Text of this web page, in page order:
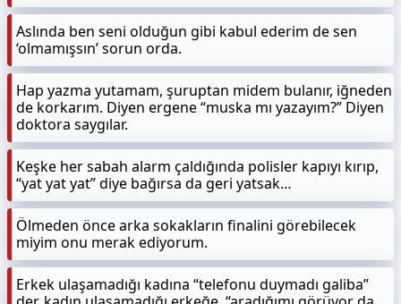
Aslında ben seni olduğun gibi kabul ederim de sen
‘olmamışsın’ sorun orda.
Hap yazma yutamam, şuruptan midem bulanır, iğneden
de korkarım. Diyen ergene “muska mı yazayım?” Diyen
doktora saygılar.
Keşke her sabah alarm çaldığında polisler kapıyı kırıp,
“yat yat yat” diye bağırsa da geri yatsak…
Ölmeden önce arka sokakların finalini görebilecek
miyim onu merak ediyorum.
Erkek ulaşamadığı kadına “telefonu duymadı galiba”